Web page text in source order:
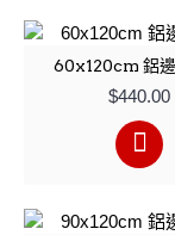
60x120cm 鋁
$440.00